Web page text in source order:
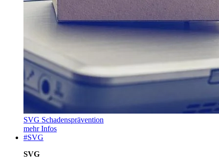
SVG Schadensprävention
mehr Infos
#SVG
SVG